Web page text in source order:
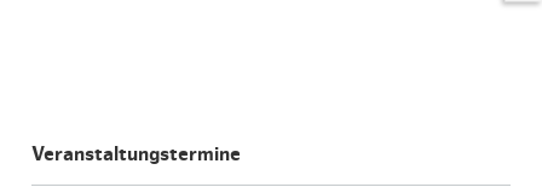
Veranstaltungstermine